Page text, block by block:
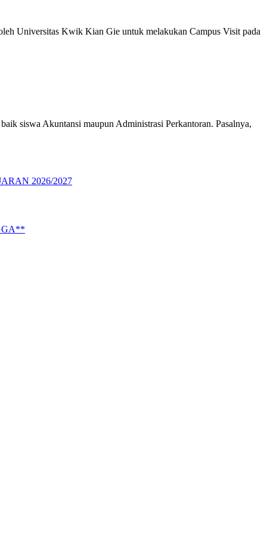
Universitas Kwik Kian Gie untuk melakukan Campus Visit pada
siswa Akuntansi maupun Administrasi Perkantoran. Pasalnya,
2026/2027